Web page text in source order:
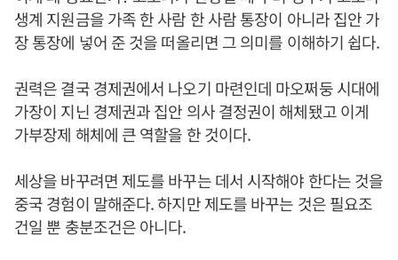
생계 지원금을 가족 한 사람 한 사람 통장이 아니라 집안 가
장 통장에 넣어 준 것을 떠올리면 그 의미를 이해하기 쉽다.
권력은 결국 경제권에서 나오기 마련인데 마오쩌둥 시대에
가장이 지닌 경제권과 집안 의사 결정권이 해체됐고 이게
가부장제 해체에 큰 역할을 한 것이다.
세상을 바꾸려면 제도를 바꾸는 데서 시작해야 한다는 것을
중국 경험이 말해준다. 하지만 제도를 바꾸는 것은 필요조
건일 뿐 충분조건은 아니다.